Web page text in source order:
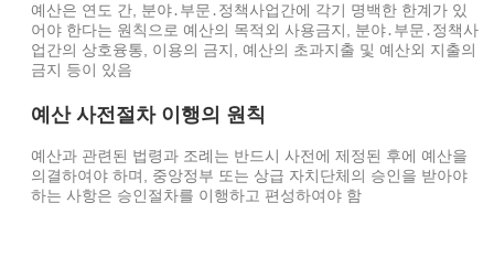
예산은 연도 간, 분야․부문․정책사업간에 각기 명백한 한계가 있
어야 한다는 원칙으로 예산의 목적외 사용금지, 분야․부문․정책사
업간의 상호융통, 이용의 금지, 예산의 초과지출 및 예산외 지출의
금지 등이 있음
예산 사전절차 이행의 원칙
예산과 관련된 법령과 조례는 반드시 사전에 제정된 후에 예산을
의결하여야 하며, 중앙정부 또는 상급 자치단체의 승인을 받아야
하는 사항은 승인절차를 이행하고 편성하여야 함